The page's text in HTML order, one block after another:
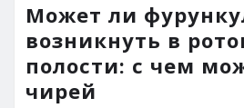
Может ли
возникнуть в
полости: с чем
чирей